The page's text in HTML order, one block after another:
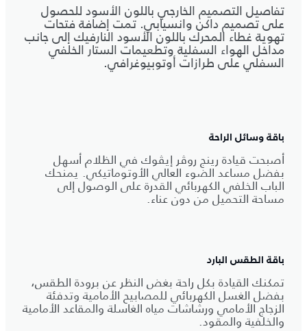
تفاصيل التصميم الخارجي باللون الأسود للحصول
على تصميم داكن وانسيابي. تمت إضافة فتحات
تهوية غطاء المحرك باللون الأسود النارفيك إلى جانب
مداخل الهواء السفلية وتطعيمات الستار الخلفي
السفلي على طرازات أوتوبيوغرافي.
باقة وسائل الراحة
أصبحت قيادة رينج روڤر إيڤوك في الظلام أسهل
بفضل مساعد الضوء العالي الأوتوماتيكي. يمنحك
الباب الخلفي الكهربائي القدرة على الوصول إلى
مساحة التحميل من دون عناء.
باقة الطقس البارد
تمكنك القيادة بكل راحة بغض النظر عن برودة الطقس،
بفضل الغسل الكهربائي للمصابيح الأمامية وتدفئة
الزجاج الأمامي ورشاشات مياه الغاسلة والمقاعد الأمامية
والخلفية والمقود.